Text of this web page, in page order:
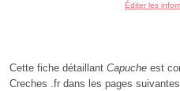
Éditer les
Cette fiche détaillant Capuche est
Creches .fr dans les pages